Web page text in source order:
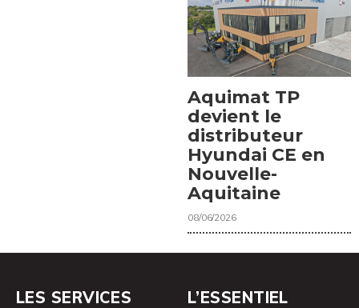
Aquimat TP
devient le
distributeur
Hyundai CE en
Nouvelle-
Aquitaine
08/06/2026
LES SERVICES L’ESSENTIEL